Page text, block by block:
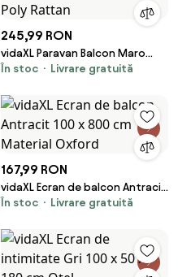
245,99 RON
vidaXL Paravan Balcon Maro
Deschis 300x100 cm Poly
În stoc Livrare gratuită
167,99 RON
vidaXL Ecran de balcon Antracit
100 x 800 cm Material Oxford
În stoc Livrare gratuită